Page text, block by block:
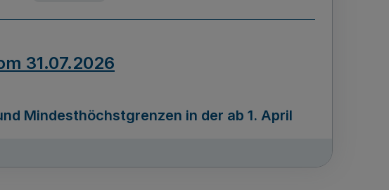
31.07.2026
Mindesthöchstgrenzen in der ab 1. April